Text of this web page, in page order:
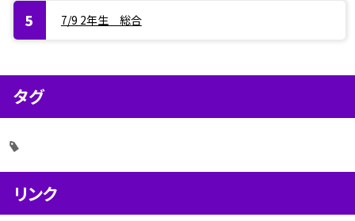
7/9 2年生 総合
タグ
リンク